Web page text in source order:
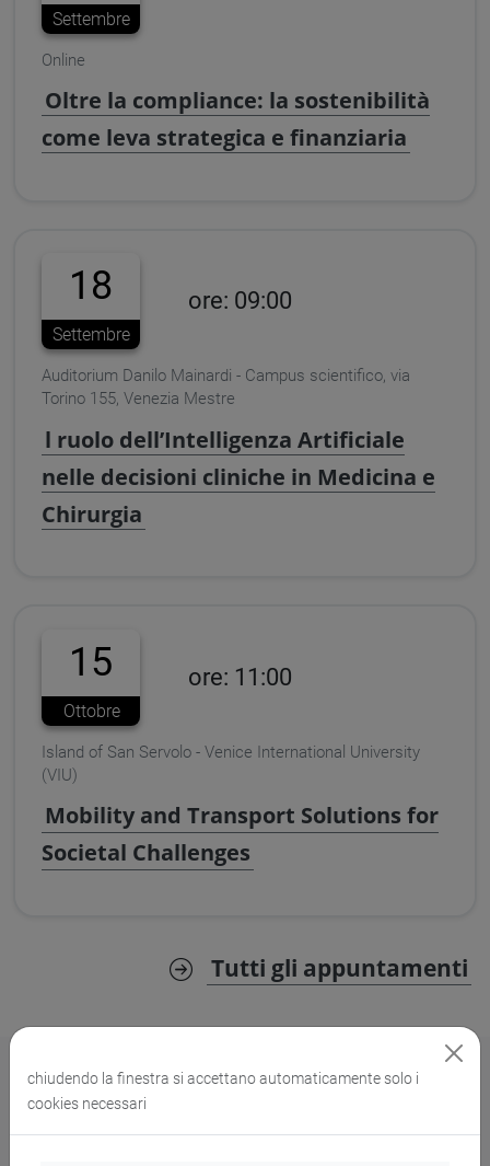
Settembre
Online
Oltre la compliance: la sostenibilità
come leva strategica e finanziaria
18
Settembre
ore: 09:00
Auditorium Danilo Mainardi - Campus scientifico, via
Torino 155, Venezia Mestre
l ruolo dell’Intelligenza Artificiale
nelle decisioni cliniche in Medicina e
Chirurgia
15
Ottobre
ore: 11:00
Island of San Servolo - Venice International University
(VIU)
Mobility and Transport Solutions for
Societal Challenges
Tutti gli appuntamenti
Studia con noi
chiudendo la finestra si accettano automaticamente solo i
cookies necessari